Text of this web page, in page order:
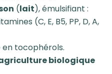
(lait), émulsifiant :
(C, E, B5, PP, D, A,
tocophérols.
biologique